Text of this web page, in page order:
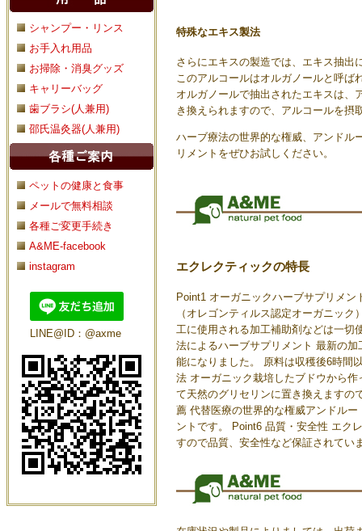
シャンプー・リンス
お手入れ用品
お掃除・消臭グッズ
キャリーバッグ
歯ブラシ(人兼用)
邵氏温灸器(人兼用)
ペットの健康と食事
メールで無料相談
各種ご変更手続き
A&ME-facebook
instagram
LINE@ID：@axme
特殊なエキス製法
さらにエキスの製造では、エキス抽出
このアルコールはオルガノールと呼ば
オルガノールで抽出されたエキスは、
き換えられますので、アルコールを摂
ハーブ療法の世界的な権威、アンドル
リメントをぜひお試しください。
エクレクティックの特長
Point1 オーガニックハーブサプリメ
（オレゴンティルス認定オーガニッ
工に使用される加工補助剤などは一切
法によるハーブサプリメント 最新の
能になりました。 原料は収穫後6時間
法 オーガニック栽培したブドウから
て天然のグリセリンに置き換えますの
薦 代替医療の世界的な権威アンドル
ントです。 Point6 品質・安全性 エク
すので品質、安全性など保証されてい